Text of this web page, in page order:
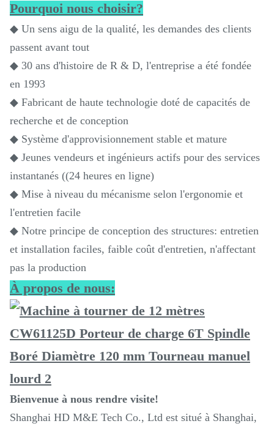
Pourquoi nous choisir?
◆ Un sens aigu de la qualité, les demandes des clients
passent avant tout
◆ 30 ans d'histoire de R & D, l'entreprise a été fondée
en 1993
◆ Fabricant de haute technologie doté de capacités de
recherche et de conception
◆ Système d'approvisionnement stable et mature
◆ Jeunes vendeurs et ingénieurs actifs pour des services
instantanés ((24 heures en ligne)
◆ Mise à niveau du mécanisme selon l'ergonomie et
l'entretien facile
◆ Notre principe de conception des structures: entretien
et installation faciles, faible coût d'entretien, n'affectant
pas la production
À propos de nous:
Bienvenue à nous rendre visite!
Shanghai HD M&E Tech Co., Ltd est situé à Shanghai,